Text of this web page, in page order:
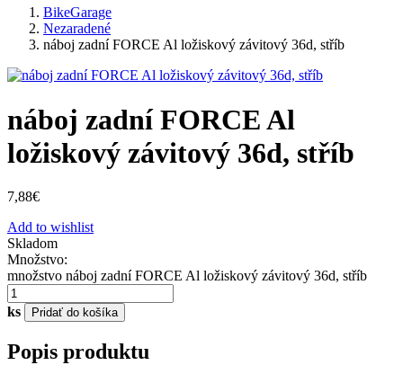
BikeGarage
Nezaradené
náboj zadní FORCE Al ložiskový závitový 36d, stříb
náboj zadní FORCE Al
ložiskový závitový 36d, stříb
7,88€
Add to wishlist
Skladom
Množstvo:
množstvo náboj zadní FORCE Al ložiskový závitový 36d, stříb
ks Pridať do košíka
Popis produktu